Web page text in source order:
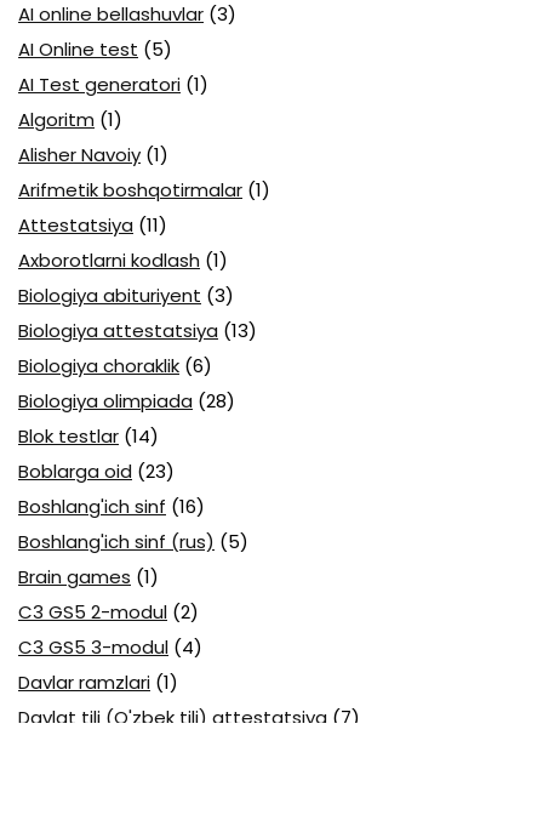
AI online bellashuvlar (3)
AI Online test (5)
AI Test generatori (1)
Algoritm (1)
Alisher Navoiy (1)
Arifmetik boshqotirmalar (1)
Attestatsiya (11)
Axborotlarni kodlash (1)
Biologiya abituriyent (3)
Biologiya attestatsiya (13)
Biologiya choraklik (6)
Biologiya olimpiada (28)
Blok testlar (14)
Boblarga oid (23)
Boshlang'ich sinf (16)
Boshlang'ich sinf (rus) (5)
Brain games (1)
C3 GS5 2-modul (2)
C3 GS5 3-modul (4)
Davlar ramzlari (1)
Davlat tili (O'zbek tili) attestatsiya (7)